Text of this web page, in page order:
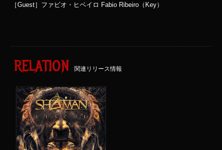
［Guest］ファビオ・ヒベイロ Fabio Ribeiro（Key）
RELATION 関連リリース情報